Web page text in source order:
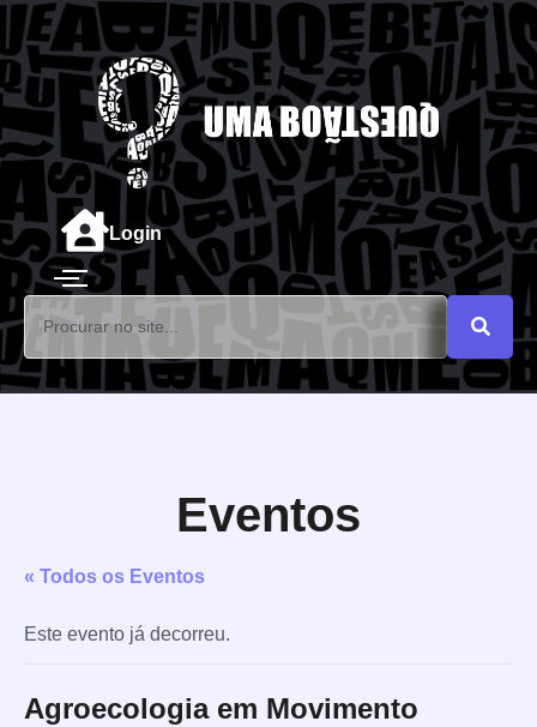
Login
Eventos
« Todos os Eventos
Este evento já decorreu.
Agroecologia em Movimento